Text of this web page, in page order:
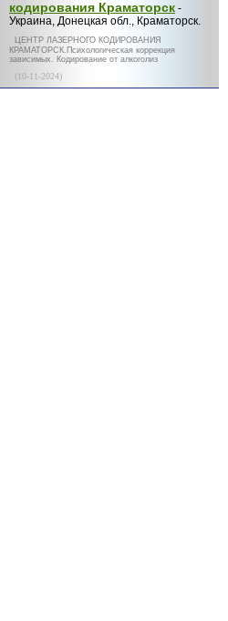
кодирования Краматорск -
Украина, Донецкая обл., Краматорск.
ЦЕНТР ЛАЗЕРНОГО КОДИРОВАНИЯ
КРАМАТОРСК.Психологическая коррекция
зависимых. Кодирование от алкоголиз
(10-11-2024)